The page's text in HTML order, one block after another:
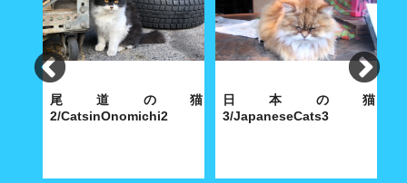
尾道の猫
2/CatsinOnomichi2
日本の猫
3/JapaneseCats3